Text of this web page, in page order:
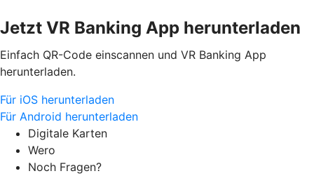
Jetzt VR Banking App herunterladen
Einfach QR-Code einscannen und VR Banking App
herunterladen.
Für iOS herunterladen
Für Android herunterladen
Digitale Karten
Wero
Noch Fragen?